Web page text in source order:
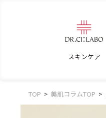
スキンケア
TOP 美肌コラムTOP